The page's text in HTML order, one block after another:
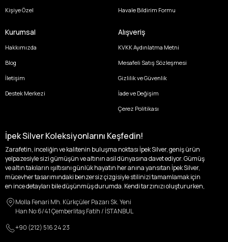
Kişiye Özel
Havale Bildirim Formu
Kurumsal
Hakkımızda
Blog
İletişim
Destek Merkezi
Alışveriş
KVKK Aydınlatma Metni
Mesafeli Satış Sözleşmesi
Gizlilik ve Güvenlik
İade ve Değişim
Çerez Politikası
İpek Silver Koleksiyonlarını Keşfedin!
Zarafetin, inceliğin ve kalitenin buluşma noktası İpek Silver, geniş ürün
yelpazesiyle sizi gümüşün ve altının asil dünyasına davet ediyor. Gümüş
ve altın takıların ışıltısını günlük hayatın her anına yansıtan İpek Silver,
mücevher tasarımındaki benzersiz çizgisiyle stilinizi tamamlamak için
en ince detayları bile düşünmüş durumda. Kendi tarzınızı oluştururken,
özgünlüğünüzü ön plana çıkaracak tasarımlarımızla tanışın.
İpek Silver’da her bir parça, sizin benzersiz hikayenizi anlatıyor. İster
kendinizi ifade etmek için özel bir parça arayışında olun, ister
Molla Fenari Mh. Kürkçüler Pazarı Sk. Yeni
Han No:6/41 Çemberlitaş Fatih / İSTANBUL
+90 (212) 516 24 23